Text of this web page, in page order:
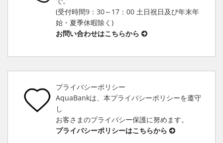
(受付時間9：30～17：00 土日祝日及び年末年
始・夏季休暇除く)
お問い合わせはこちらから
プライバシーポリシー
AquaBankは、本プライバシーポリシーを遵守
し
お客さまのプライバシー保護に努めます。
プライバシーポリシーはこちらから